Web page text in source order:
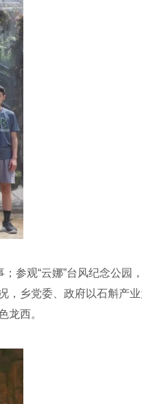
参观“云娜”台风纪念公园
，乡党委、政府以石斛产业
龙西。